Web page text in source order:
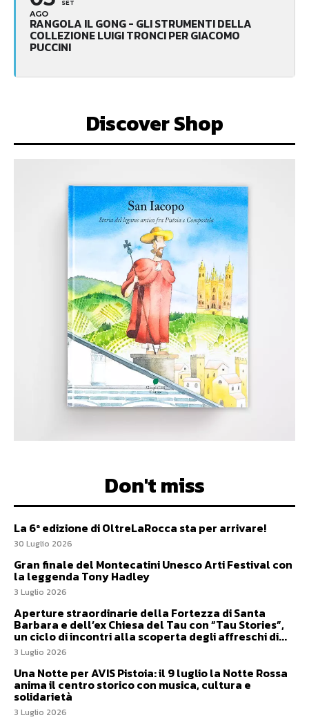
AGO
SET
RANGOLA IL GONG - GLI STRUMENTI DELLA
COLLEZIONE LUIGI TRONCI PER GIACOMO
PUCCINI
Discover Shop
Don't miss
La 6ª edizione di OltreLaRocca sta per arrivare!
30 Luglio 2026
Gran finale del Montecatini Unesco Arti Festival con
la leggenda Tony Hadley
3 Luglio 2026
Aperture straordinarie della Fortezza di Santa
Barbara e dell’ex Chiesa del Tau con “Tau Stories”,
un ciclo di incontri alla scoperta degli affreschi di...
3 Luglio 2026
Una Notte per AVIS Pistoia: il 9 luglio la Notte Rossa
anima il centro storico con musica, cultura e
solidarietà
3 Luglio 2026